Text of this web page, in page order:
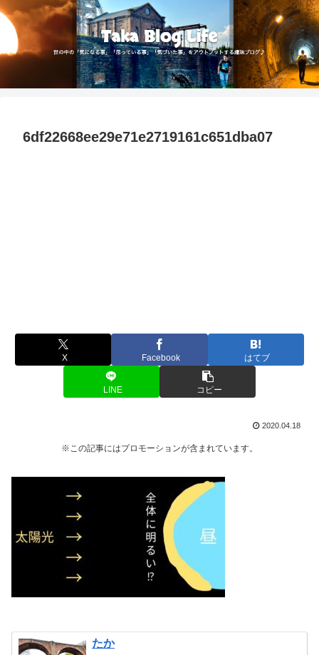
6df22668ee29e71e2719161c651dba07
X Facebook はてブ
LINE コピー
2020.04.18
※この記事にはプロモーションが含まれています。
たか